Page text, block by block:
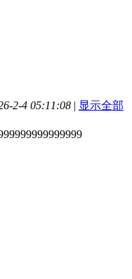
2-4 05:11:08 | 显示全部